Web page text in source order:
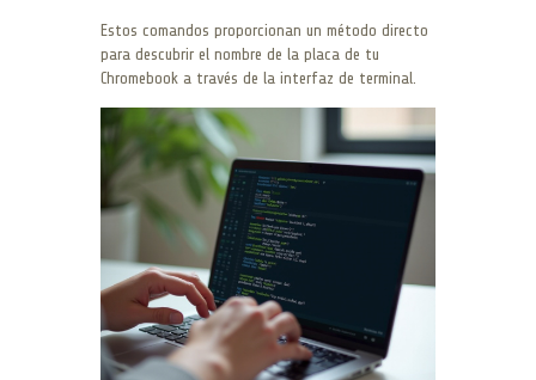
Estos comandos proporcionan un método directo
para descubrir el nombre de la placa de tu
Chromebook a través de la interfaz de terminal.